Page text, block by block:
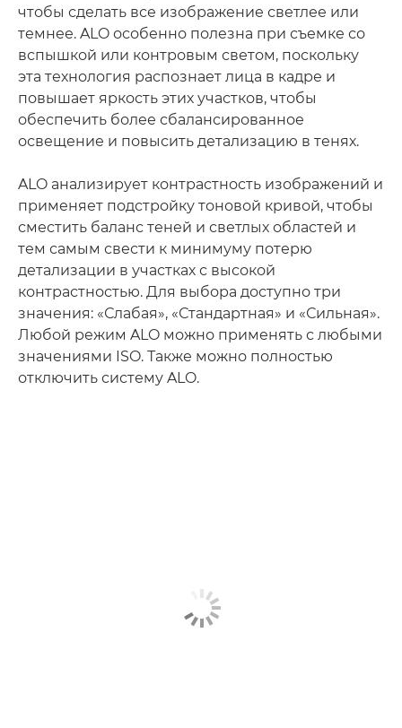
чтобы сделать все изображение светлее или
темнее. ALO особенно полезна при съемке со
вспышкой или контровым светом, поскольку
эта технология распознает лица в кадре и
повышает яркость этих участков, чтобы
обеспечить более сбалансированное
освещение и повысить детализацию в тенях.
ALO анализирует контрастность изображений и
применяет подстройку тоновой кривой, чтобы
сместить баланс теней и светлых областей и
тем самым свести к минимуму потерю
детализации в участках с высокой
контрастностью. Для выбора доступно три
значения: «Слабая», «Стандартная» и «Сильная».
Любой режим ALO можно применять с любыми
значениями ISO. Также можно полностью
отключить систему ALO.